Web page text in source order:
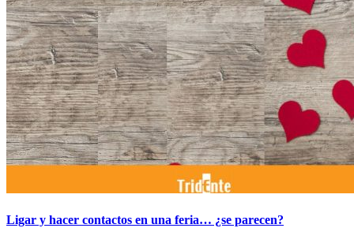
Ligar y hacer contactos en una feria… ¿se parecen?